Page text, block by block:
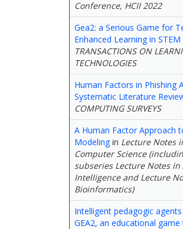
Conference, HCII 2022
Gea2: a Serious Game for
Enhanced Learning in STEM
TRANSACTIONS ON
TECHNOLOGIES
Human Factors in Phishing
Systematic Literature
COMPUTING SURVEYS
A Human Factor Approach
Modelingin Lecture Notes
Computer Science
subseries Lecture Notes
Intelligence and Lecture
Bioinformatics)
Intelligent pedagogic agents
GEA2, an educational